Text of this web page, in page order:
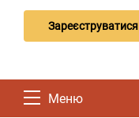
Зареєструватися
Меню